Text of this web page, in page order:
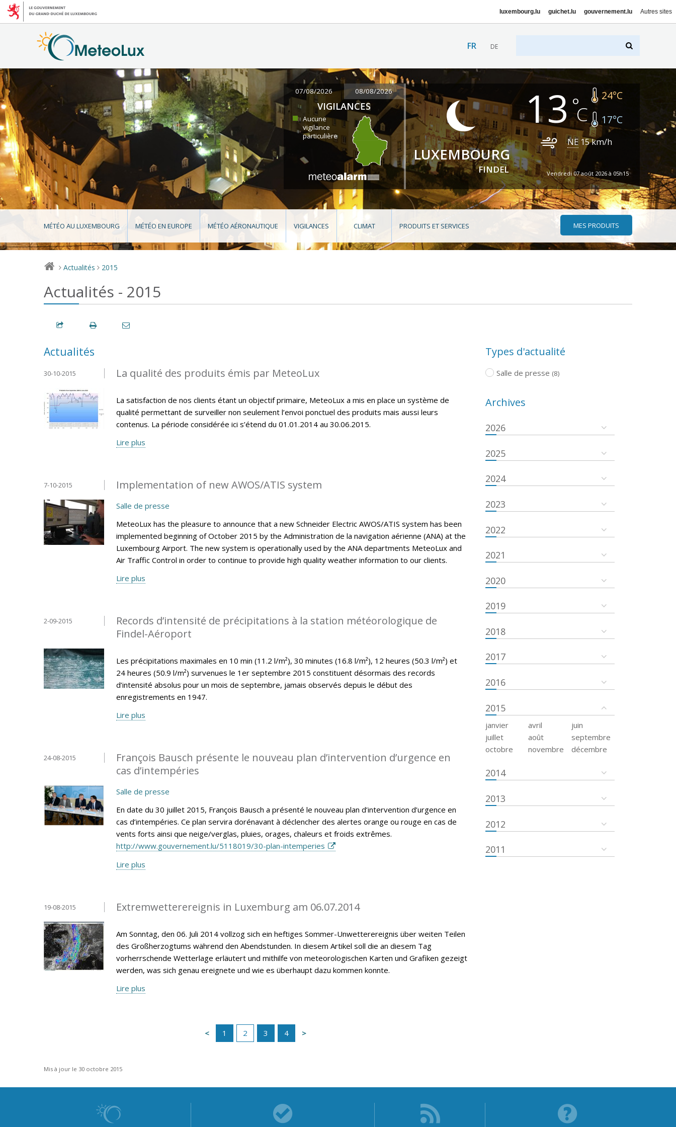
luxembourg.lu guichet.lu gouvernement.lu Autres sites
FR DE
07/08/2026 08/08/2026
VIGILANCES
Aucune
vigilance
particulière
LUXEMBOURG
FINDEL
13 24°C
17°C
NE 15km/h
Vendredi 07 août 2026 à 05h15
MÉTÉO AU LUXEMBOURG MÉTÉO EN EUROPE MÉTÉO AÉRONAUTIQUE VIGILANCES CLIMAT PRODUITS ET SERVICES MES PRODUITS
> Actualités > 2015
Actualités - 2015
Actualités
La qualité des produits émis par MeteoLux
30-10-2015
La satisfaction de nos clients étant un objectif primaire, MeteoLux a mis en place un système de
qualité permettant de surveiller non seulement l’envoi ponctuel des produits mais aussi leurs
contenus. La période considérée ici s’étend du 01.01.2014 au 30.06.2015.
Lire plus
Implementation of new AWOS/ATIS system
7-10-2015
Salle de presse
MeteoLux has the pleasure to announce that a new Schneider Electric AWOS/ATIS system has been
implemented beginning of October 2015 by the Administration de la navigation aérienne (ANA) at the
Luxembourg Airport. The new system is operationally used by the ANA departments MeteoLux and
Air Traffic Control in order to continue to provide high quality weather information to our clients.
Lire plus
Records d’intensité de précipitations à la station météorologique de
Findel-Aéroport
2-09-2015
Les précipitations maximales en 10 min (11.2 l/m²), 30 minutes (16.8 l/m²), 12 heures (50.3 l/m²) et
24 heures (50.9 l/m²) survenues le 1er septembre 2015 constituent désormais des records
d’intensité absolus pour un mois de septembre, jamais observés depuis le début des
enregistrements en 1947.
Lire plus
François Bausch présente le nouveau plan d’intervention d’urgence en
cas d’intempéries
24-08-2015
Salle de presse
En date du 30 juillet 2015, François Bausch a présenté le nouveau plan d’intervention d’urgence en
cas d’intempéries. Ce plan servira dorénavant à déclencher des alertes orange ou rouge en cas de
vents forts ainsi que neige/verglas, pluies, orages, chaleurs et froids extrêmes.
http://www.gouvernement.lu/5118019/30-plan-intemperies
Lire plus
Extremwetterereignis in Luxemburg am 06.07.2014
19-08-2015
Am Sonntag, den 06. Juli 2014 vollzog sich ein heftiges Sommer-Unwetterereignis über weiten Teilen
des Großherzogtums während den Abendstunden. In diesem Artikel soll die an diesem Tag
vorherrschende Wetterlage erläutert und mithilfe von meteorologischen Karten und Grafiken gezeigt
werden, was sich genau ereignete und wie es überhaupt dazu kommen konnte.
Lire plus
1 2 3 4
Types d'actualité
Salle de presse (8)
Archives
2026
2025
2024
2023
2022
2021
2020
2019
2018
2017
2016
2015
janvier avril
juin
juillet
août
septembre
octobre
novembre décembre
2014
2013
2012
2011
Mis à jour le 30 octobre 2015